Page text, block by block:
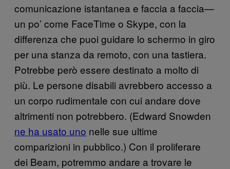
comunicazione istantanea e faccia a faccia—
un po’ come FaceTime o Skype, con la
differenza che puoi guidare lo schermo in giro
per una stanza da remoto, con una tastiera.
Potrebbe però essere destinato a molto di
più. Le persone disabili avrebbero accesso a
un corpo rudimentale con cui andare dove
altrimenti non potrebbero. (Edward Snowden
ne ha usato uno nelle sue ultime
comparizioni in pubblico.) Con il proliferare
dei Beam, potremmo andare a trovare le